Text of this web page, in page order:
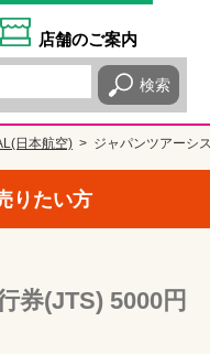
店舗のご案内
検索
日本航空) ジャパンツアーシ
りたい方
券(JTS) 5000円